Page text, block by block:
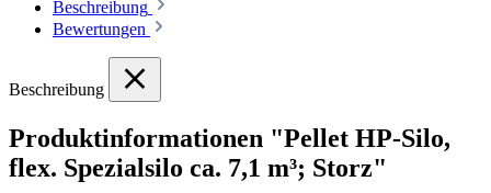
Beschreibung
Bewertungen
Beschreibung
Produktinformationen "Pellet HP-Silo,
flex. Spezialsilo ca. 7,1 m³; Storz"